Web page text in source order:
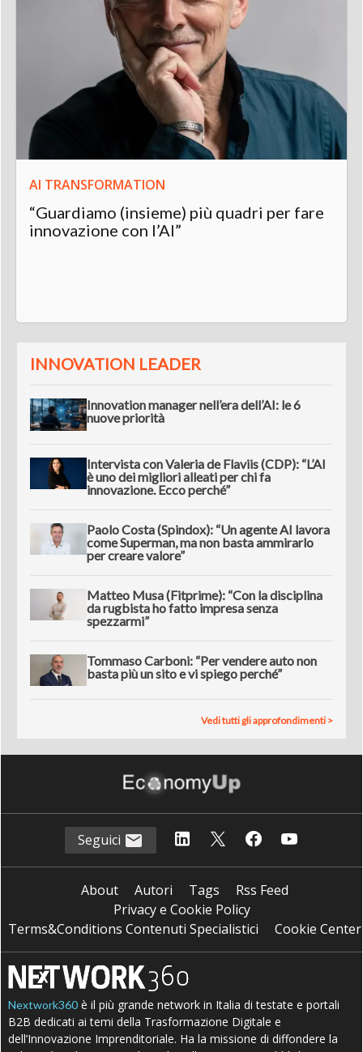
AI TRANSFORMATION
“Guardiamo (insieme) più quadri per fare
innovazione con l’AI”
INNOVATION LEADER
Innovation manager nell’era dell’AI: le 6
nuove priorità
Intervista con Valeria de Flaviis (CDP): “L’AI
è uno dei migliori alleati per chi fa
innovazione. Ecco perché”
Paolo Costa (Spindox): “Un agente AI lavora
come Superman, ma non basta ammirarlo
per creare valore”
Matteo Musa (Fitprime): “Con la disciplina
da rugbista ho fatto impresa senza
spezzarmi”
Tommaso Carboni: “Per vendere auto non
basta più un sito e vi spiego perché”
Vedi tutti gli approfondimenti >
Seguici
About Autori Tags
Rss Feed
Privacy e Cookie Policy
Terms&Conditions Contenuti Specialistici
Cookie Center
Nextwork360 è il più grande network in Italia di testate e portali
B2B dedicati ai temi della Trasformazione Digitale e
dell’Innovazione Imprenditoriale. Ha la missione di diffondere la